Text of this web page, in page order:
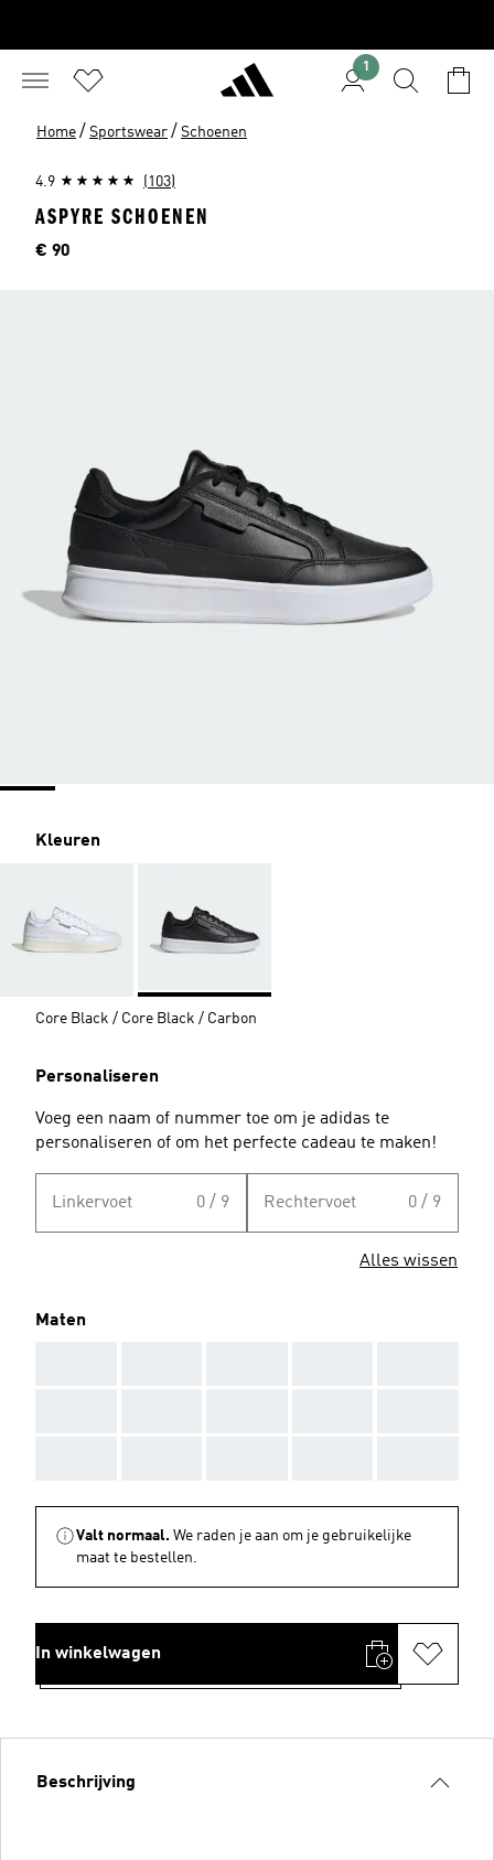
1
Home / Sportswear / Schoenen
4.9 (103)
ASPYRE SCHOENEN
Price
€ 90
Kleuren
Core Black / Core Black / Carbon
Personaliseren
Voeg een naam of nummer toe om je adidas te
personaliseren of om het perfecte cadeau te maken!
Linkervoet 0 / 9 Rechtervoet 0 / 9
Alles wissen
Maten
Valt normaal. We raden je aan om je gebruikelijke
maat te bestellen.
In winkelwagen
Beschrijving